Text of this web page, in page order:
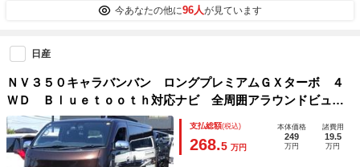
今あなたの他に96人が見ています
日産
ＮＶ３５０キャラバンバン ロングプレミアムＧＸターボ ４
ＷＤ Ｂｌｕｅｔｏｏｔｈ対応ナビ 全周囲アラウンドビュー
モニター １５インチヨコハマタイヤ 夏冬タイヤ エマージ
ェンシーブレーキ スマートキー×２ 特別仕様車 ＯＢＤ診断
済み グー鑑定書付き
支払総額(税込)
268.5 万円
本体価格
249
万円
諸費用
19.5
万円